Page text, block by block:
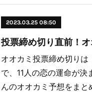
2023.03.25 08:50
投票締め切り直前！
オオカミ投票締め切り
で、11人の恋の運命が
んのオオカミ予想をま